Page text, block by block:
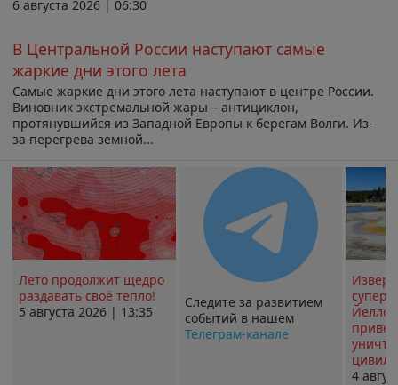
6 августа 2026 | 06:30
В Центральной России наступают самые
жаркие дни этого лета
Самые жаркие дни этого лета наступают в центре России.
Виновник экстремальной жары – антициклон,
протянувшийся из Западной Европы к берегам Волги. Из-
за перегрева земной...
Лето продолжит щедро
раздавать своё тепло!
5 августа 2026 | 13:35
Следите за развитием
событий в нашем
Телеграм-канале
4